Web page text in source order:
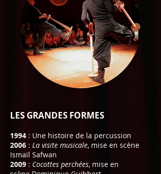
LES GRANDES FORMES
1994 : Une histoire de la percussion
2006 : La visite musicale, mise en scène
Ismaïl Safwan
2009 : Cocottes perchées, mise en